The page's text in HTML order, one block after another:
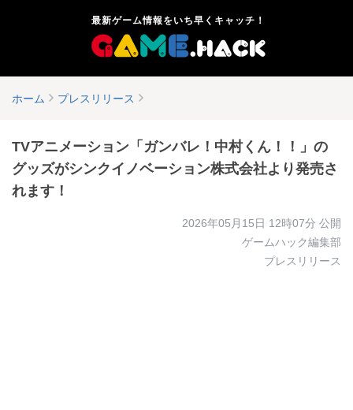
最新ゲーム情報をいち早くキャッチ！
ホーム プレスリリース
TVアニメーション「ガンバレ！中村くん！！」の
グッズがシンクイノベーション株式会社より発売さ
れます！
2026年05月15日 12時07分 公開
ゲームハック編集部
プレスリリース